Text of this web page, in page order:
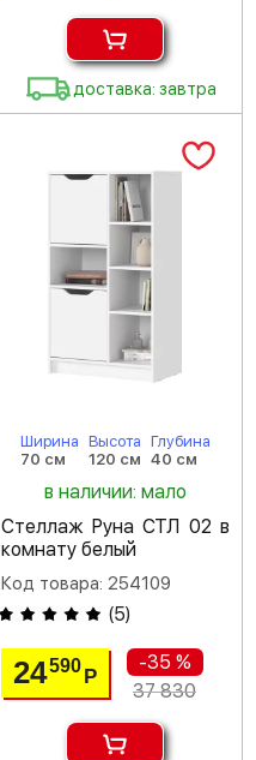
доставка: завтра
Ширина
70 см
Высота
120 см
Глубина
40 см
в наличии: мало
Стеллаж Руна СТЛ 02 в
комнату белый
Код товара: 254109
(5)
24590 Р
-35 %
37 830